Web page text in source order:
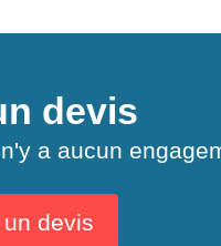
devis
a aucun
devis